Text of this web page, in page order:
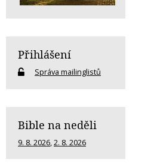
Přihlášení
Správa mailinglistů
Bible na neděli
9. 8. 2026,2. 8. 2026